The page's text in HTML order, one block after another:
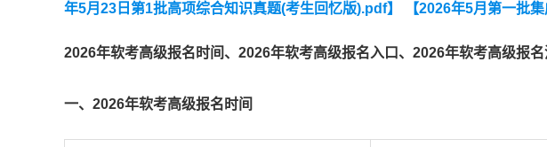
年5月23日第1批高项综合知识真题(考生回忆版).pdf】
【2026年5月第一批
2026年软考高级报名时间、2026年软考高级报名入口、2026年软考高级报名
一、2026年软考高级报名时间